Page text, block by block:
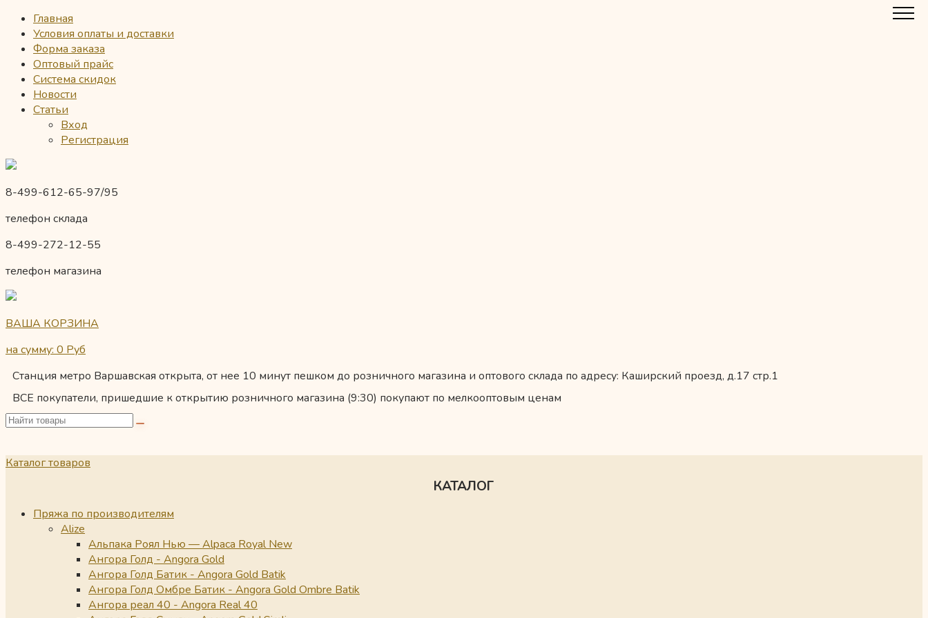
Главная
Условия оплаты и доставки
Форма заказа
Оптовый прайс
Система скидок
Новости
Статьи
Вход
Регистрация
8-499-612-65-97/95
телефон склада
8-499-272-12-55
телефон магазина
ВАША КОРЗИНА
на сумму: 0 Руб
Станция метро Варшавская открыта, от нее 10 минут пешком до розничного магазина и оптового склада по адресу: Каширский проезд, д.17 стр.1
ВСЕ покупатели, пришедшие к открытию розничного магазина (9:30) покупают по мелкооптовым ценам
Каталог товаров
КАТАЛОГ
Пряжа по производителям
Alize
Альпака Роял Нью — Alpaca Royal New
Ангора Голд - Angora Gold
Ангора Голд Батик - Angora Gold Batik
Ангора Голд Омбре Батик - Angora Gold Ombre Batik
Ангора реал 40 - Angora Real 40